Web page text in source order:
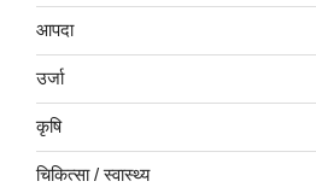
आपदा
उर्जा
कृषि
चिकित्सा / स्वास्थ्य